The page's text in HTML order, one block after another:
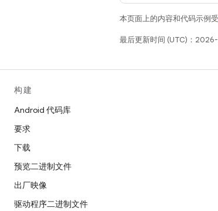
本页面上的内容和代码示例受
最后更新时间 (UTC)：
构建
Android 代码库
要求
下载
预览二进制文件
出厂映像
驱动程序二进制文件